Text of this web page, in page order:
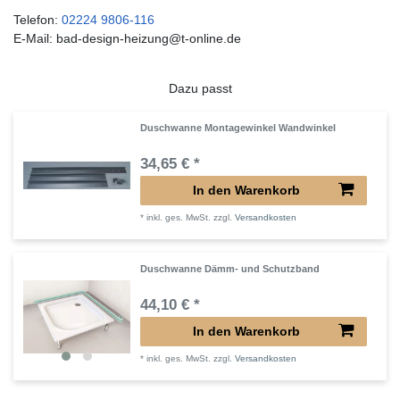
Telefon: 02224 9806-116
E-Mail: bad-design-heizung@t-online.de
Dazu passt
Duschwanne Montagewinkel Wandwinkel
34,65 € *
In den Warenkorb
*inkl. ges. MwSt. zzgl.Versandkosten
Duschwanne Dämm- und Schutzband
44,10 € *
In den Warenkorb
*inkl. ges. MwSt. zzgl.Versandkosten